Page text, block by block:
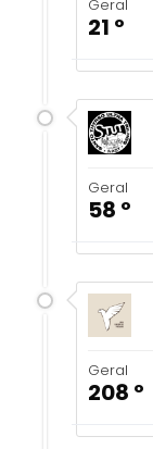
Geral
21 º
Geral
58 º
Geral
208 º